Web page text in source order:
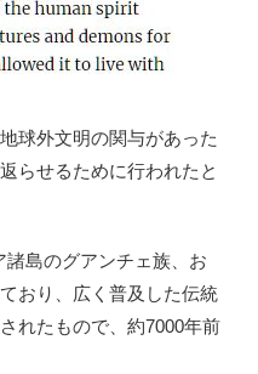
球外文明の関与があった
らせるために行われたと
島のグアンチェ族、お
おり、広く普及した伝統
れたもので、約7000年前